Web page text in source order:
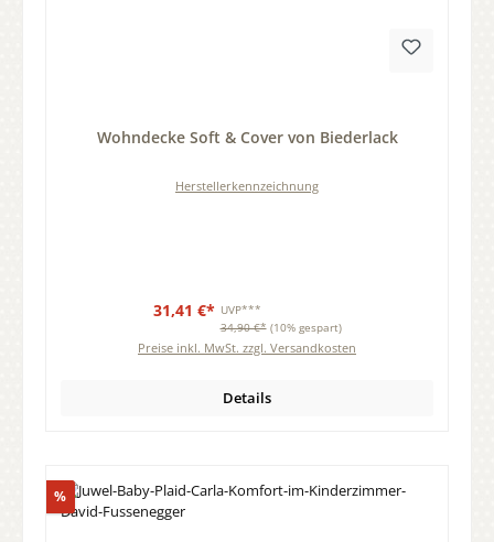
Wohndecke Soft & Cover von Biederlack
Herstellerkennzeichnung
31,41 €* UVP***
34,90 €* (10% gespart)
Preise inkl. MwSt. zzgl. Versandkosten
Details
%Rabatt